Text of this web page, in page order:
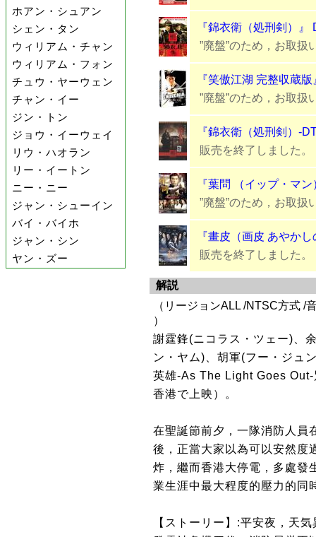
ホアン・シュアン
シェン・タン
ウィリアム・チャン
ウィリアム・フォン
チュウ・ヤーウェン
チャン・イー
ジン・トン
ジョウ・イーウェイ
リウ・ハオラン
リー・イートン
ニー・ニー
ジャン・シューイン
バイ・バイホ
ジャン・シン
ヤン・ズー
『錦衣衛（処刑剣）
”廃盤”のため，お取扱
『笑傲江湖 完整収蔵
”廃盤”のため，お取扱
『錦衣衛（処刑剣）-
販売を終了しました。
『葉問 （イップ・マ
”廃盤”のため，お取扱
『畫皮（画皮 あやか
販売を終了しました。
解説
（リージョンALL /NTSC方式 /
）
謝霆鋒(ニコラス・ツェー)、
ン・ヤム)、胡軍(フー・ジュ
英雄-As The Light Goes
香港で上映）。
在聖誕節前夕，一隊消防人員
後，正當大家以為可以安然度
炸，繼而香港大停電，多處發
業生涯中最大程度的壓力的
【ストーリー】:平安夜，天